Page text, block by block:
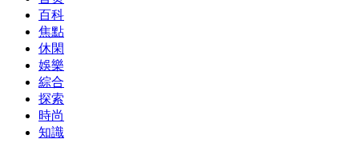
百科
焦點
休閑
娛樂
綜合
探索
時尚
知識